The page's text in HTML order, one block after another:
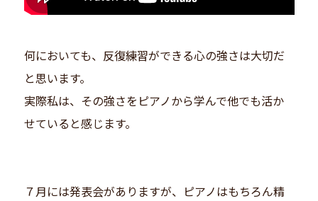
何においても、反復練習ができる心の強さは大切だ
と思います。
実際私は、その強さをピアノから学んで他でも活か
せていると感じます。
７月には発表会がありますが、ピアノはもちろん精